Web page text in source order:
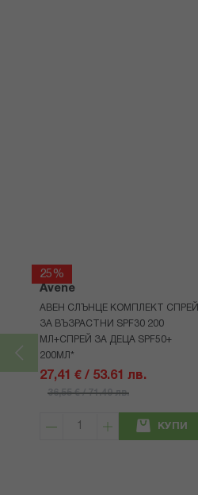
25%
Avene
АВЕН СЛЪНЦЕ КОМПЛЕКТ СПРЕЙ
ЗА ВЪЗРАСТНИ SPF30 200
МЛ+СПРЕЙ ЗА ДЕЦА SPF50+
200МЛ*
27,41 € / 53.61 лв.
36,55 € / 71.49 лв.
КУПИ